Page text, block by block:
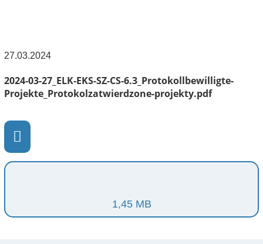
27.03.2024
2024-03-27_ELK-EKS-SZ-CS-6.3_Protokollbewilligte-
Projekte_Protokolzatwierdzone-projekty.pdf
1,45 MB